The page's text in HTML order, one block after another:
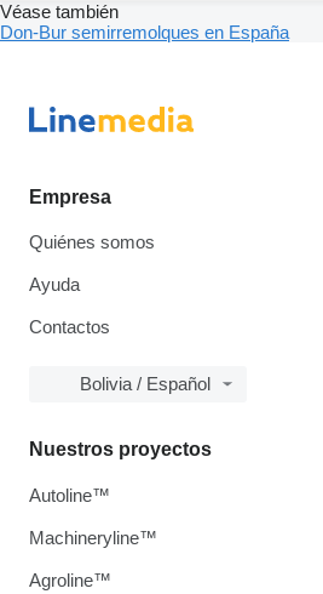
Véase también
Don-Bur semirremolques en España
Empresa
Quiénes somos
Ayuda
Contactos
Bolivia / Español
Nuestros proyectos
Autoline™
Machineryline™
Agroline™